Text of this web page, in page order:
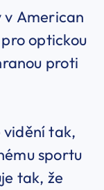
American
optickou
proti
vidění tak,
sportu
tak, že